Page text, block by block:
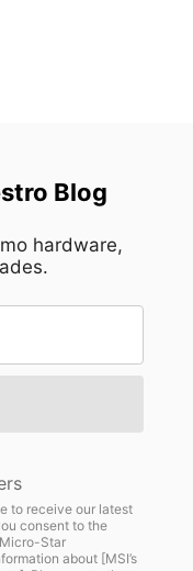
Blog
hardware,
to receive our latest
consent to the
Star
about [MSI’s